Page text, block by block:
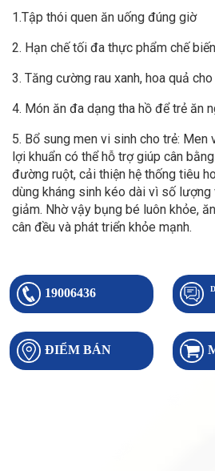
1.Tập thói quen ăn uống đúng giờ
2. Hạn chế tối đa thực phẩm chế
3. Tăng cường rau xanh, hoa quả
4. Món ăn đa dạng tha hồ để trẻ ăn
5. Bổ sung men vi sinh cho trẻ:
lợi khuẩn có thể hỗ trợ giúp cân
đường ruột, cải thiện hệ thống tiêu
dùng kháng sinh kéo dài vì số
giảm. Nhờ vậy bụng bé luôn khỏe,
cân đều và phát triển khỏe mạnh.
19006436
ĐIỂM BÁN